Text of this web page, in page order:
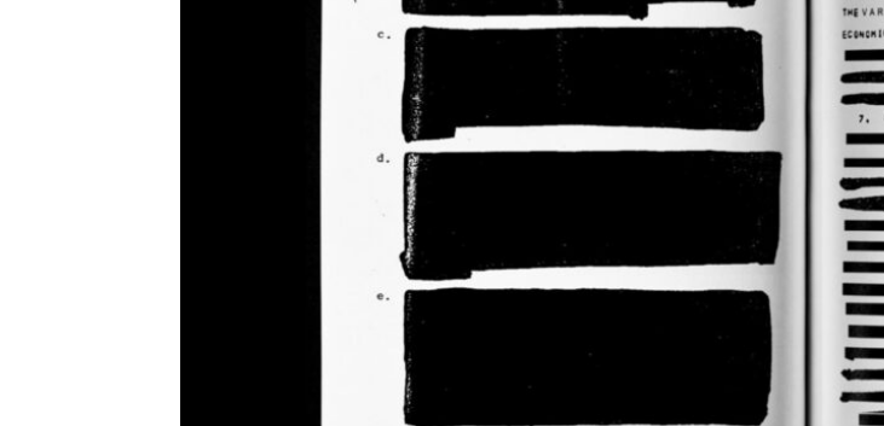
Historia material de los libros
Lagunas mentales
Personaje
Política